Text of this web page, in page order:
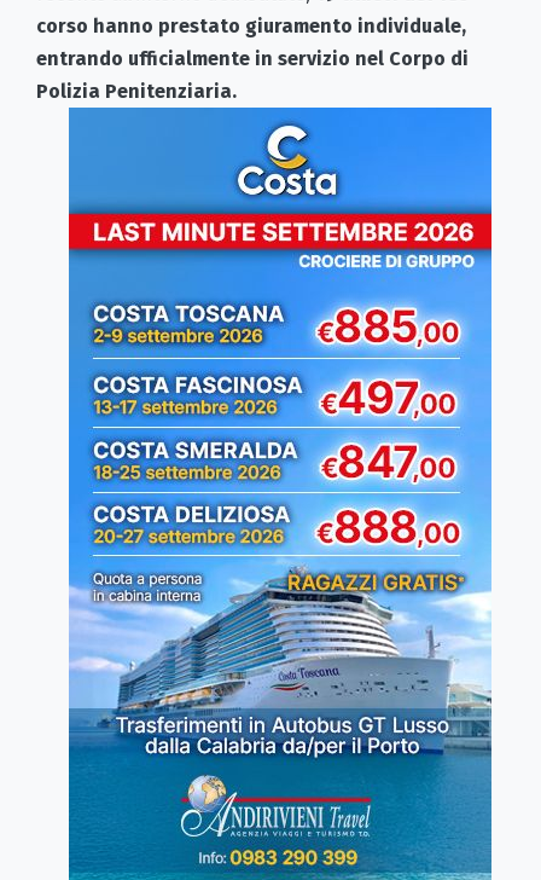
corso hanno prestato giuramento individuale,
entrando ufficialmente in servizio nel Corpo di
Polizia Penitenziaria.